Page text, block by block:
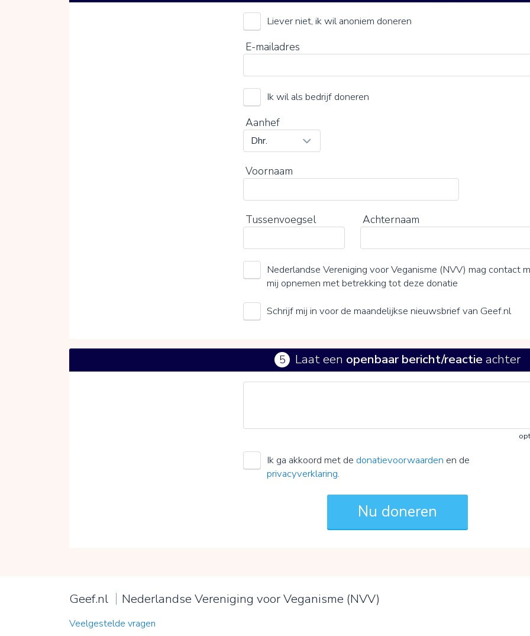
Kies je vrijwillige bijdrage
0%
Liever niet, ik wil anoniem doneren
E-mailadres
Ik wil als bedrijf doneren
Aanhef
Voornaam
Tussenvoegsel Achternaam
Nederlandse Vereniging voor Veganisme (NVV) mag contact
mij opnemen met betrekking tot deze donatie
Schrijf mij in voor de maandelijkse nieuwsbrief van Geef.nl
5 Laat een openbaar bericht/reactie achter
Ik ga akkoord met de donatievoorwaarden en de
privacyverklaring.
Geef.nl Nederlandse Vereniging voor Veganisme (NVV)
Veelgestelde vragen